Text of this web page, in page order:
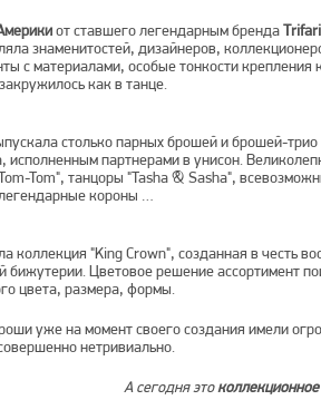
от ставшего легендарным брендаTrifari
знаменитостей, дизайнеров,
с материалами, особые тонкости крепления
как в танце.
столько парных брошей и брошей-
исполненным партнерами в унисон.
Tom", танцоры "Tasha & Sasha",
короны …
коллекция "King Crown", созданная в честь
бижутерии. Цветовое решение ассортимент
цвета, размера, формы.
уже на момент своего создания имели
нетривиально.
А сегодня это